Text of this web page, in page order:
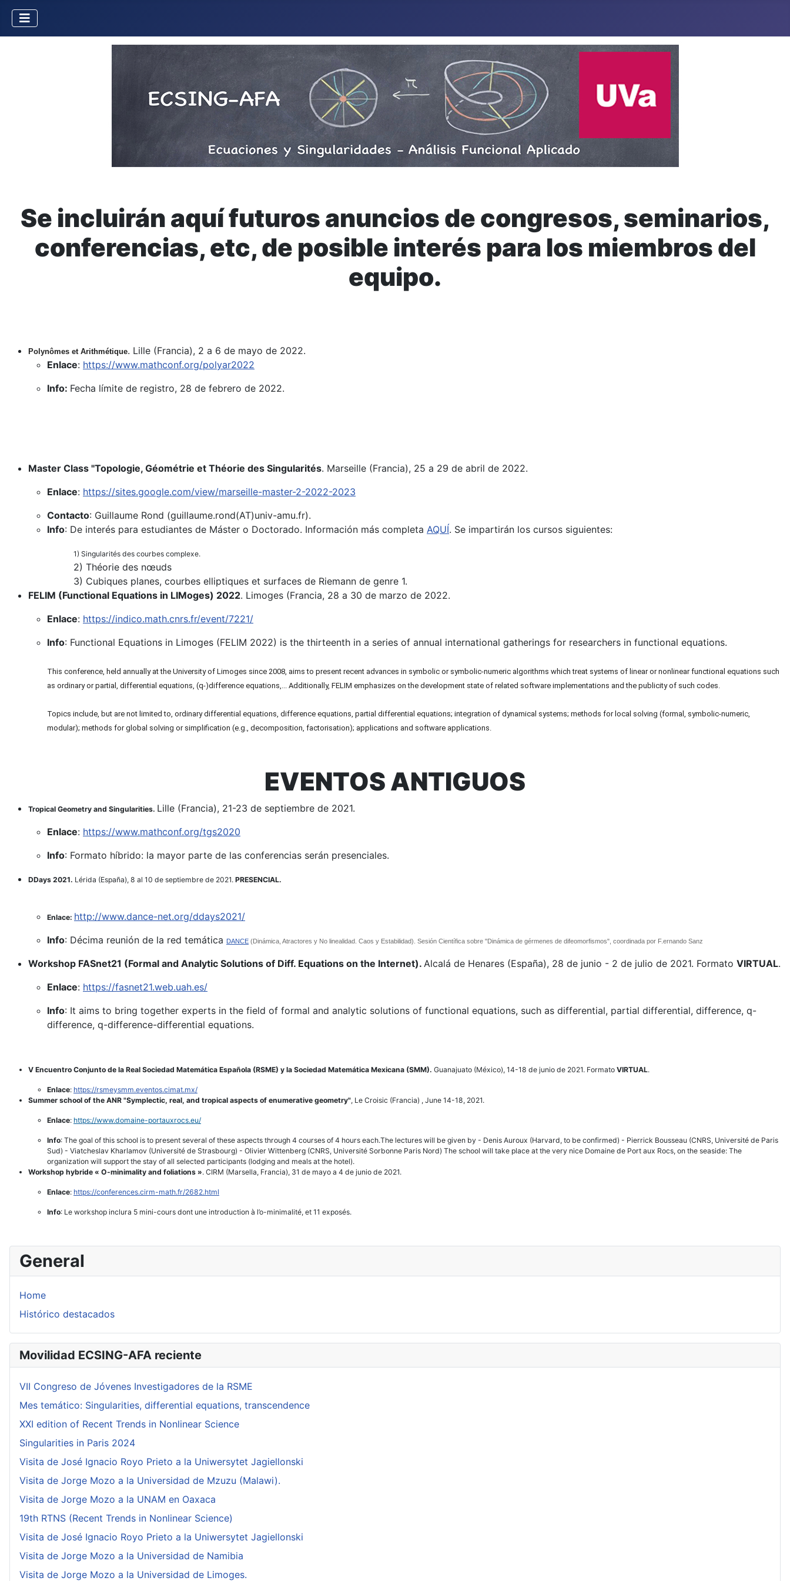
General
Home
Histórico destacados
Movilidad ECSING-AFA reciente
VII Congreso de Jóvenes Investigadores de la RSME
Mes temático: Singularities, differential equations, transcendence
XXI edition of Recent Trends in Nonlinear Science
Singularities in Paris 2024
Visita de José Ignacio Royo Prieto a la Uniwersytet Jagiellonski
Visita de Jorge Mozo a la Universidad de Mzuzu (Malawi).
Visita de Jorge Mozo a la UNAM en Oaxaca
19th RTNS (Recent Trends in Nonlinear Science)
Visita de José Ignacio Royo Prieto a la Uniwersytet Jagiellonski
Visita de Jorge Mozo a la Universidad de Namibia
Visita de Jorge Mozo a la Universidad de Limoges.
Se incluirán aquí futuros anuncios de congresos, seminarios,
conferencias, etc, de posible interés para los miembros del
equipo.
Polynômes et Arithmétique. Lille (Francia), 2 a 6 de mayo de 2022.
Enlace: https://www.mathconf.org/polyar2022
Info: Fecha límite de registro, 28 de febrero de 2022.
Master Class "Topologie, Géométrie et Théorie des Singularités. Marseille (Francia), 25 a 29 de abril de 2022.
Enlace: https://sites.google.com/view/marseille-master-2-2022-2023
Contacto: Guillaume Rond (guillaume.rond(AT)univ-amu.fr).
Info: De interés para estudiantes de Máster o Doctorado. Información más completa AQUÍ. Se impartirán los cursos siguientes:
1) Singularités des courbes complexe.
2) Théorie des nœuds
3) Cubiques planes, courbes elliptiques et surfaces de Riemann de genre 1.
FELIM (Functional Equations in LIMoges) 2022. Limoges (Francia, 28 a 30 de marzo de 2022.
Enlace: https://indico.math.cnrs.fr/event/7221/
Info: Functional Equations in Limoges (FELIM 2022) is the thirteenth in a series of annual international gatherings for researchers in functional equations.
This conference, held annually at the University of Limoges since 2008, aims to present recent advances in symbolic or symbolic-numeric algorithms which treat systems of linear or nonlinear functional equations such
as ordinary or partial, differential equations, (q-)difference equations,... Additionally, FELIM emphasizes on the development state of related software implementations and the publicity of such codes.
Topics include, but are not limited to, ordinary differential equations, difference equations, partial differential equations; integration of dynamical systems; methods for local solving (formal, symbolic-numeric,
modular); methods for global solving or simplification (e.g., decomposition, factorisation); applications and software applications.
EVENTOS ANTIGUOS
Tropical Geometry and Singularities. Lille (Francia), 21-23 de septiembre de 2021.
Enlace: https://www.mathconf.org/tgs2020
Info: Formato híbrido: la mayor parte de las conferencias serán presenciales.
DDays 2021. Lérida (España), 8 al 10 de septiembre de 2021. PRESENCIAL.
Enlace: http://www.dance-net.org/ddays2021/
Info: Décima reunión de la red temática DANCE (Dinámica, Atractores y No linealidad. Caos y Estabilidad). Sesión Científica sobre "Dinámica de gérmenes de difeomorfismos", coordinada por F.ernando Sanz
Workshop FASnet21 (Formal and Analytic Solutions of Diff. Equations on the Internet). Alcalá de Henares (España), 28 de junio - 2 de julio de 2021. Formato VIRTUAL.
Enlace: https://fasnet21.web.uah.es/
Info: It aims to bring together experts in the field of formal and analytic solutions of functional equations, such as differential, partial differential, difference, q-
difference, q-difference-differential equations.
V Encuentro Conjunto de la Real Sociedad Matemática Española (RSME) y la Sociedad Matemática Mexicana (SMM). Guanajuato (México), 14-18 de junio de 2021. Formato VIRTUAL.
Enlace: https://rsmeysmm.eventos.cimat.mx/
Summer school of the ANR "Symplectic, real, and tropical aspects of enumerative geometry", Le Croisic (Francia) , June 14-18, 2021.
Enlace: https://www.domaine-portauxrocs.eu/
Info: The goal of this school is to present several of these aspects through 4 courses of 4 hours each.The lectures will be given by - Denis Auroux (Harvard, to be confirmed) - Pierrick Bousseau (CNRS, Université de Paris
Sud) - Viatcheslav Kharlamov (Université de Strasbourg) - Olivier Wittenberg (CNRS, Université Sorbonne Paris Nord) The school will take place at the very nice Domaine de Port aux Rocs, on the seaside: The
organization will support the stay of all selected participants (lodging and meals at the hotel).
Workshop hybride « O-minimality and foliations ». CIRM (Marsella, Francia), 31 de mayo a 4 de junio de 2021.
Enlace: https://conferences.cirm-math.fr/2682.html
Info: Le workshop inclura 5 mini-cours dont une introduction à l’o-minimalité, et 11 exposés.